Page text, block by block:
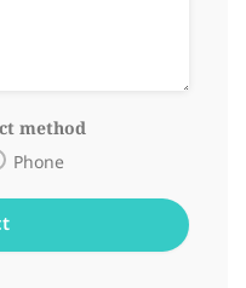
method
Phone